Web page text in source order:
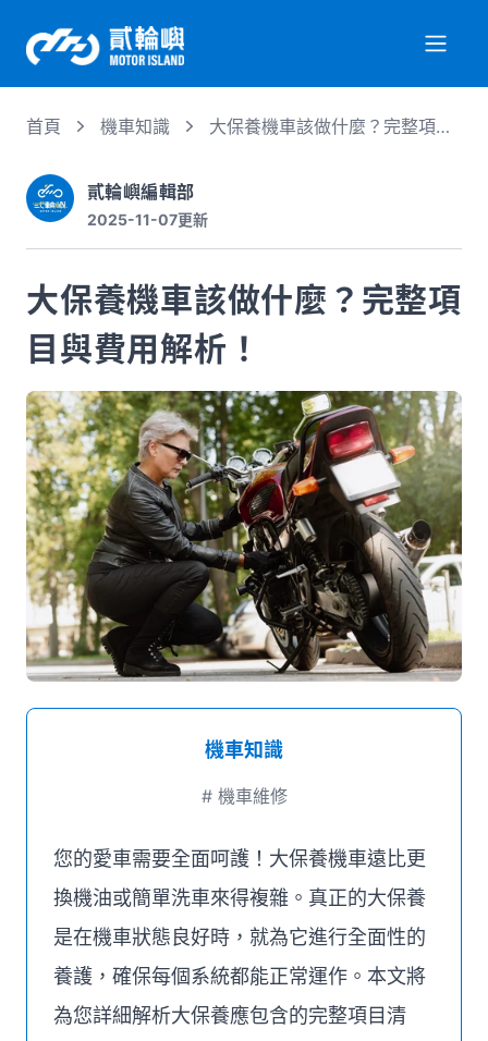
服務項目
機車行情
徵才資訊
媒體推薦
聯絡我們
首頁 機車知識
大保養機車該做什麼？完整項目
貳輪嶼編輯部
2025-11-07更新
大保養機車該做什麼？完整項
目與費用解析！
機車知識
# 機車維修
您的愛車需要全面呵護！大保養機車遠比更
換機油或簡單洗車來得複雜。真正的大保養
是在機車狀態良好時，就為它進行全面性的
養護，確保每個系統都能正常運作。本文將
為您詳細解析大保養應包含的完整項目清